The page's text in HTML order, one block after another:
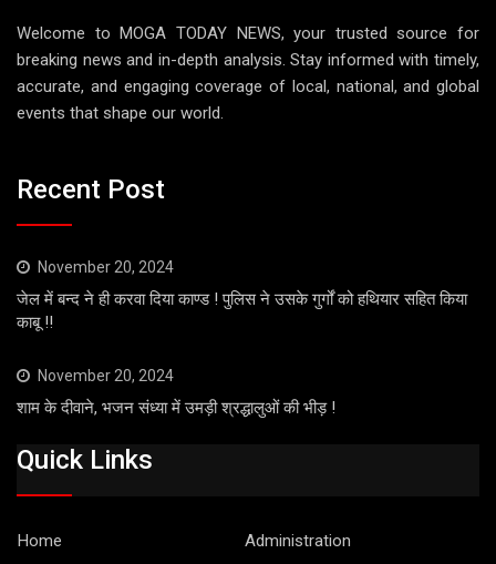
Welcome to MOGA TODAY NEWS, your trusted source for
breaking news and in-depth analysis. Stay informed with timely,
accurate, and engaging coverage of local, national, and global
events that shape our world.
Recent Post
November 20, 2024
जेल में बन्द ने ही करवा दिया काण्ड ! पुलिस ने उसके गुर्गों को हथियार सहित किया
काबू !!
November 20, 2024
शाम के दीवाने, भजन संध्या में उमड़ी श्रद्धालुओं की भीड़ !
Quick Links
Home
Administration